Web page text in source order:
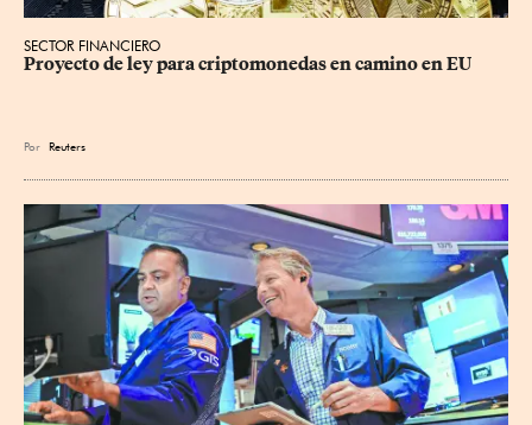
SECTOR FINANCIERO
Proyecto de ley para criptomonedas en camino en EU
Por Reuters